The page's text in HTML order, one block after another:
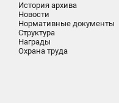
История архива
Новости
Нормативные документы
Структура
Награды
Охрана труда